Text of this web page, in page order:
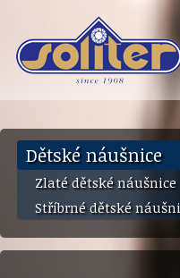
Dětské náušnice
Zlaté dětské náušnice
Stříbrné dětské